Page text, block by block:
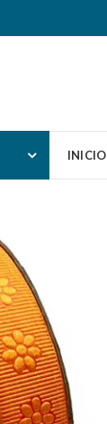
INICIO